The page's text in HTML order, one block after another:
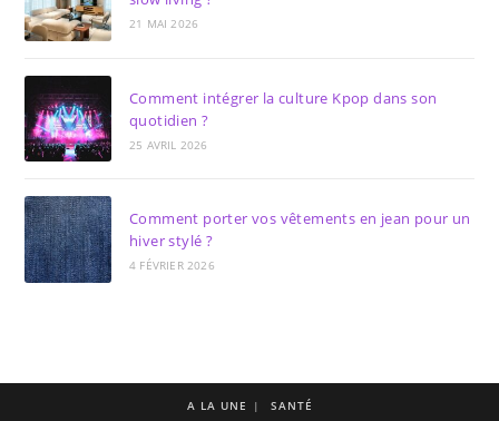
21 MAI 2026
Comment intégrer la culture Kpop dans son
quotidien ?
25 AVRIL 2026
Comment porter vos vêtements en jean pour un
hiver stylé ?
4 FÉVRIER 2026
A LA UNE SANTÉ